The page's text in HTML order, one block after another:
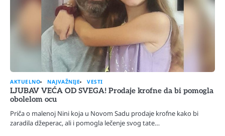
AKTUELNO NAJVAŽNIJE VESTI
LJUBAV VEĆA OD SVEGA! Prodaje krofne da bi pomogla
obolelom ocu
Priča o malenoj Nini koja u Novom Sadu prodaje krofne kako bi
zaradila džeperac, ali i pomogla lečenje svog tate…